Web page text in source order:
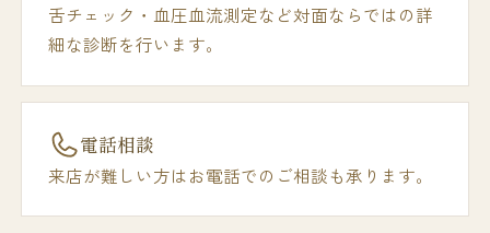
舌チェック・血圧血流測定など対面ならではの詳
細な診断を行います。
電話相談
来店が難しい方はお電話でのご相談も承ります。